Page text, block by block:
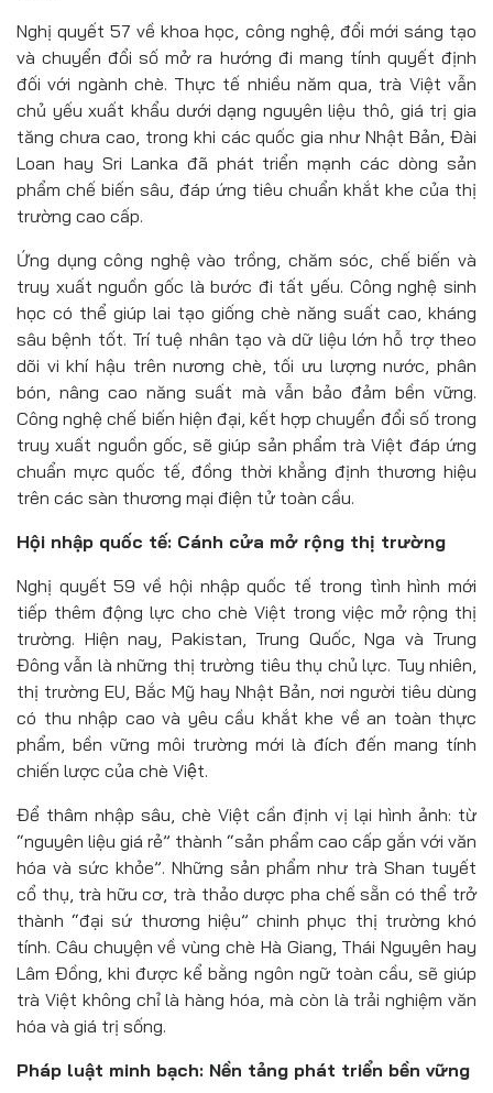
Nghị quyết 57 về khoa học, công nghệ, đổi mới sáng tạo
và chuyển đổi số mở ra hướng đi mang tính quyết định
đối với ngành chè. Thực tế nhiều năm qua, trà Việt vẫn
chủ yếu xuất khẩu dưới dạng nguyên liệu thô, giá trị gia
tăng chưa cao, trong khi các quốc gia như Nhật Bản, Đài
Loan hay Sri Lanka đã phát triển mạnh các dòng sản
phẩm chế biến sâu, đáp ứng tiêu chuẩn khắt khe của thị
trường cao cấp.
Ứng dụng công nghệ vào trồng, chăm sóc, chế biến và
truy xuất nguồn gốc là bước đi tất yếu. Công nghệ sinh
học có thể giúp lai tạo giống chè năng suất cao, kháng
sâu bệnh tốt. Trí tuệ nhân tạo và dữ liệu lớn hỗ trợ theo
dõi vi khí hậu trên nương chè, tối ưu lượng nước, phân
bón, nâng cao năng suất mà vẫn bảo đảm bền vững.
Công nghệ chế biến hiện đại, kết hợp chuyển đổi số trong
truy xuất nguồn gốc, sẽ giúp sản phẩm trà Việt đáp ứng
chuẩn mực quốc tế, đồng thời khẳng định thương hiệu
trên các sàn thương mại điện tử toàn cầu.
Hội nhập quốc tế: Cánh cửa mở rộng thị trường
Nghị quyết 59 về hội nhập quốc tế trong tình hình mới
tiếp thêm động lực cho chè Việt trong việc mở rộng thị
trường. Hiện nay, Pakistan, Trung Quốc, Nga và Trung
Đông vẫn là những thị trường tiêu thụ chủ lực. Tuy nhiên,
thị trường EU, Bắc Mỹ hay Nhật Bản, nơi người tiêu dùng
có thu nhập cao và yêu cầu khắt khe về an toàn thực
phẩm, bền vững môi trường mới là đích đến mang tính
chiến lược của chè Việt.
Để thâm nhập sâu, chè Việt cần định vị lại hình ảnh: từ
“nguyên liệu giá rẻ” thành “sản phẩm cao cấp gắn với văn
hóa và sức khỏe”. Những sản phẩm như trà Shan tuyết
cổ thụ, trà hữu cơ, trà thảo dược pha chế sẵn có thể trở
thành “đại sứ thương hiệu” chinh phục thị trường khó
tính. Câu chuyện về vùng chè Hà Giang, Thái Nguyên hay
Lâm Đồng, khi được kể bằng ngôn ngữ toàn cầu, sẽ giúp
trà Việt không chỉ là hàng hóa, mà còn là trải nghiệm văn
hóa và giá trị sống.
Pháp luật minh bạch: Nền tảng phát triển bền vững